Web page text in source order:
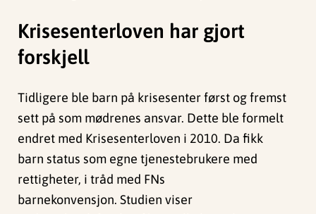
Krisesenterloven har gjort
forskjell
Tidligere ble barn på krisesenter først og fremst
sett på som mødrenes ansvar. Dette ble formelt
endret med Krisesenterloven i 2010. Da fikk
barn status som egne tjenestebrukere med
rettigheter, i tråd med FNs
barnekonvensjon. Studien viser